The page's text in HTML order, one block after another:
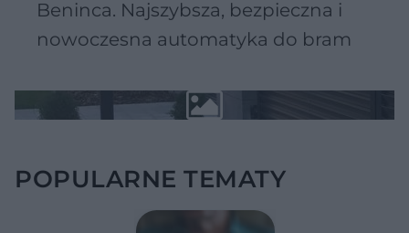
Beninca. Najszybsza, bezpieczna i
nowoczesna automatyka do bram
POPULARNE TEMATY